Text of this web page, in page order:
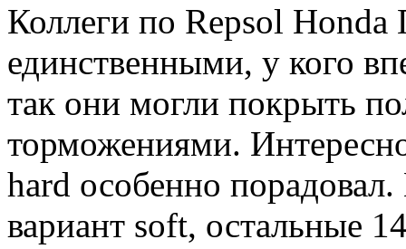
Коллеги по Repsol
единственными, у кого
так они могли покрыть
торможениями.
hard особенно
вариант soft, остальные